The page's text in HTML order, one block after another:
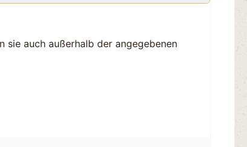
sie auch außerhalb der angegebenen